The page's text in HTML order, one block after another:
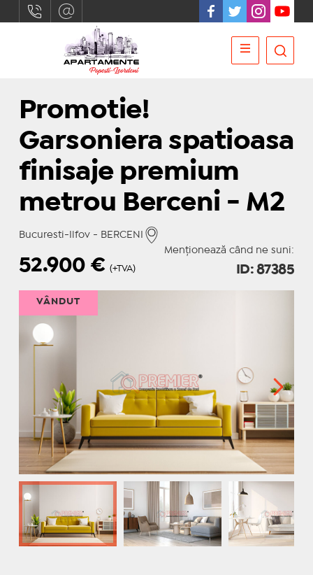
Promotie!
Garsoniera spatioasa
finisaje premium
metrou Berceni - M2
Bucuresti-Ilfov - BERCENI
Menționează când ne suni:
52.900€ (+TVA) ID: 87385
VÂNDUT